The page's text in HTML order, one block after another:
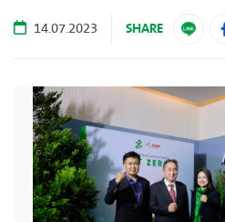
14.07.2023 SHARE